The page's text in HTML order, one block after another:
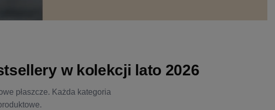
w kolekcji lato 2026
płaszcze. Każda kategoria